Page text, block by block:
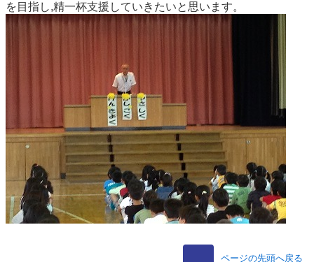
を目指し,精一杯支援していきたいと思います。
ページの先頭へ戻る